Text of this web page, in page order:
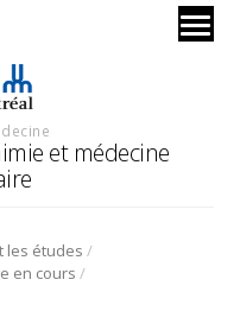
et médecine
les études /
en cours /